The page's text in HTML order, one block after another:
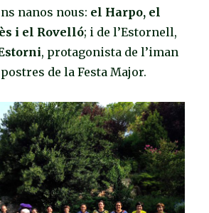
nanos nous: el Harpo, el
i el Rovelló; i de l’Estornell,
, protagonista de l’iman
de la Festa Major.